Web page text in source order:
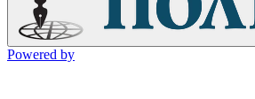
Powered by